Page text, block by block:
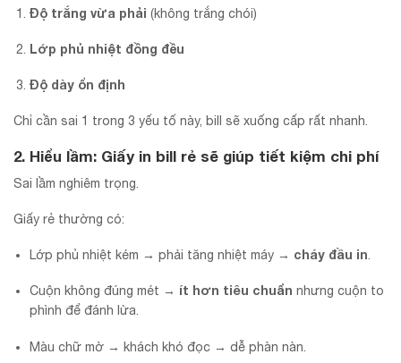
Độ trắng vừa phải (không trắng chói)
Lớp phủ nhiệt đồng đều
Độ dày ổn định
Chỉ cần sai 1 trong 3 yếu tố này, bill sẽ xuống cấp rất nhanh.
2. Hiểu lầm: Giấy in bill rẻ sẽ giúp tiết kiệm chi phí
Sai lầm nghiêm trọng.
Giấy rẻ thường có:
Lớp phủ nhiệt kém → phải tăng nhiệt máy → cháy đầu in.
Cuộn không đúng mét → ít hơn tiêu chuẩn nhưng cuộn to
phình để đánh lừa.
Màu chữ mờ → khách khó đọc → dễ phàn nàn.